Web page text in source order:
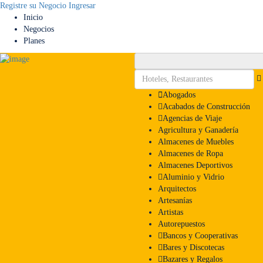
Registre su Negocio Ingresar
Inicio
Negocios
Planes
Abogados
Acabados de Construcción
Agencias de Viaje
Agricultura y Ganadería
Almacenes de Muebles
Almacenes de Ropa
Almacenes Deportivos
Aluminio y Vidrio
Arquitectos
Artesanías
Artistas
Autorepuestos
Bancos y Cooperativas
Bares y Discotecas
Bazares y Regalos